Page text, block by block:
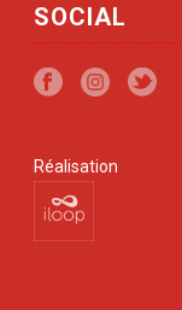
SOCIAL
Réalisation